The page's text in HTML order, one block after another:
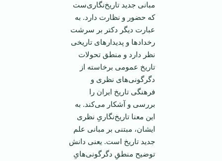
مبانی جدید تاریخ‌نگاری‌ست
که حضور و نظارت دارد. به
عبارت دیگر دکتر بر سرشت
رخدادها و پدیدارهای تاریخی
نظر دارد و منطق تحولات
تاریخ عمومی برخاسته از
دگرگونی‌های نظری و
فرهنگی تاریخ ایران را
بررسی و آشکار می‌کند. به
این معنا تاریخ‌نگاریِ نظری
ایشان، مبتنی بر مبانی علم
جدید تاریخ است. یعنی دانش
توضیح منطقِ دگرگونی‌هایِ